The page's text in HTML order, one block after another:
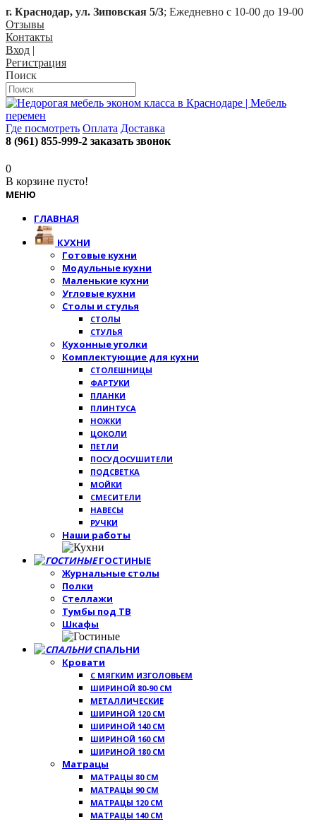
г. Краснодар, ул. Зиповская 5/3; Ежедневно с 10-00 до 19-00
Отзывы
Контакты
Вход |
Регистрация
Поиск
Где посмотреть Оплата Доставка
8 (961) 855-999-2 заказать звонок
0
В корзине пусто!
МЕНЮ
ГЛАВНАЯ
КУХНИ
Готовые кухни
Модульные кухни
Маленькие кухни
Угловые кухни
Столы и стулья
СТОЛЫ
СТУЛЬЯ
Кухонные уголки
Комплектующие для кухни
СТОЛЕШНИЦЫ
ФАРТУКИ
ПЛАНКИ
ПЛИНТУСА
НОЖКИ
ЦОКОЛИ
ПЕТЛИ
ПОСУДОСУШИТЕЛИ
ПОДСВЕТКА
МОЙКИ
СМЕСИТЕЛИ
НАВЕСЫ
РУЧКИ
Наши работы
ГОСТИНЫЕ
Журнальные столы
Полки
Стеллажи
Тумбы под ТВ
Шкафы
СПАЛЬНИ
Кровати
С МЯГКИМ ИЗГОЛОВЬЕМ
ШИРИНОЙ 80-90 СМ
МЕТАЛЛИЧЕСКИЕ
ШИРИНОЙ 120 СМ
ШИРИНОЙ 140 СМ
ШИРИНОЙ 160 СМ
ШИРИНОЙ 180 СМ
Матрацы
МАТРАЦЫ 80 СМ
МАТРАЦЫ 90 СМ
МАТРАЦЫ 120 СМ
МАТРАЦЫ 140 СМ